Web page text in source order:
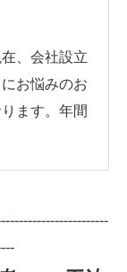
、会社設立
お悩みのお
ます。年間